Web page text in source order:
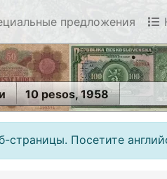
предложения
10 pesos, 1958
страницы. Посетите